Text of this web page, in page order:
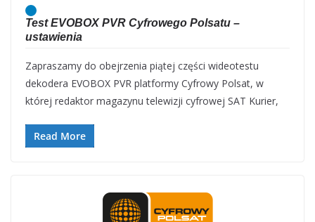
Test EVOBOX PVR Cyfrowego Polsatu –
ustawienia
Zapraszamy do obejrzenia piątej części wideotestu
dekodera EVOBOX PVR platformy Cyfrowy Polsat, w
której redaktor magazynu telewizji cyfrowej SAT Kurier,
Read More